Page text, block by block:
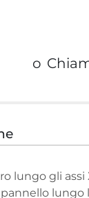
o
lungo gli assi
lungo